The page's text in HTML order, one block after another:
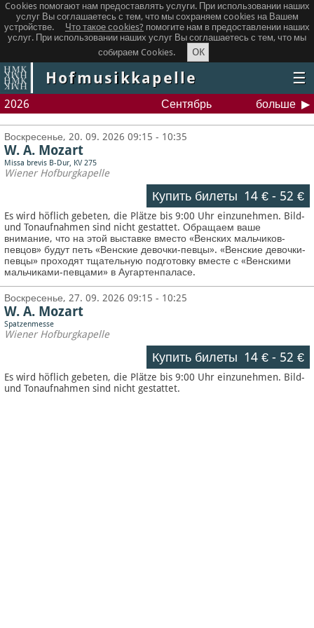
Cookies помогают нам предоставлять услуги. При использовании наших
услуг Вы соглашаетесь с тем, что мы сохраняем сookies на Вашем
устройстве.
Что такое сookies? помогите нам в предоставлении наших
услуг. При использовании наших услуг Вы соглашаетесь с тем, что мы
собираем Cookies.
OK
Hofmusikkapelle ☰
2026 Сентябрь больше
Воскресенье, 20. 09. 2026 09:15 - 10:35
W. A. Mozart
Missa brevis B-Dur, KV 275
Wiener Hofburgkapelle
Купить билеты 14 €- 52 €
Es wird höflich gebeten, die Plätze bis 9:00 Uhr einzunehmen. Bild-
und Tonaufnahmen sind nicht gestattet.Обращаем ваше
внимание, что на этой выставке вместо «Венских мальчиков-
певцов» будут петь «Венские девочки-певцы». «Венские девочки-
певцы» проходят тщательную подготовку вместе с «Венскими
мальчиками-певцами» в Аугартенпаласе.
Воскресенье, 27. 09. 2026 09:15 - 10:25
W. A. Mozart
Spatzenmesse
Wiener Hofburgkapelle
Купить билеты 14 €- 52 €
Es wird höflich gebeten, die Plätze bis 9:00 Uhr einzunehmen. Bild-
und Tonaufnahmen sind nicht gestattet.